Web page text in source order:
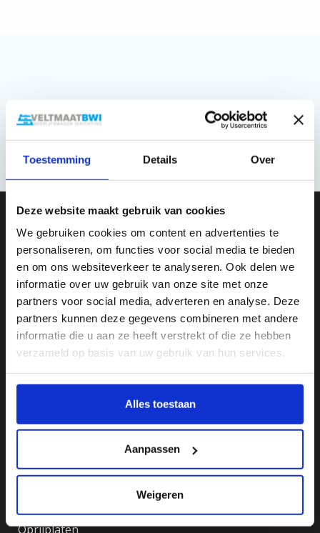
Toestemming Details Over
Deze website maakt gebruik van cookies
We gebruiken cookies om content en advertenties te
personaliseren, om functies voor social media te bieden
en om ons websiteverkeer te analyseren. Ook delen we
informatie over uw gebruik van onze site met onze
partners voor social media, adverteren en analyse. Deze
partners kunnen deze gegevens combineren met andere
informatie die u aan ze heeft verstrekt of die ze hebben
verzameld op basis van uw gebruik van hun services.
Alles toestaan
Aanpassen
Weigeren
Transportweg 11
Nederland
info@veltmaatbwi.nl
BTW-ID: NL861127717B01
Vloerladesystemen
Oprijplaten